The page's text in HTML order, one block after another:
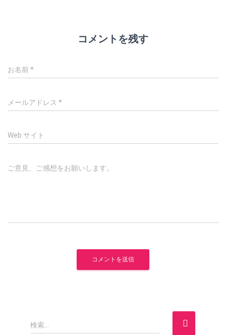
コメントを残す
お名前*
メールアドレス *
Web サイト
ご意見、ご感想をお願いします。
検
検索…